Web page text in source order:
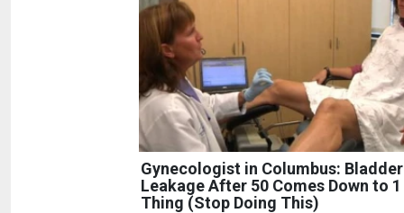
Gynecologist in Columbus: Bladder
Leakage After 50 Comes Down to 1
Thing (Stop Doing This)